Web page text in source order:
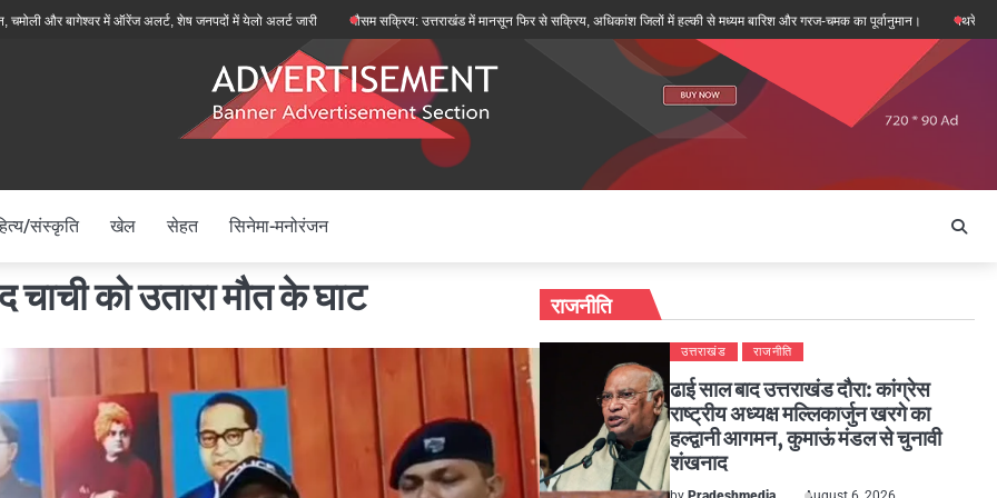
बागेश्वर में ऑरेंज अलर्ट, शेष जनपदों में येलो अलर्ट जारी मौसम सक्रिय: उत्तराखंड में मानसून फिर से सक्रिय, अधिकांश जिलों में हल्की से मध्यम बारिश और गरज-चमक का पूर्वानुमान। पथरेश्वर मंदिर
संस्कृति खेल सेहत सिनेमा-मनोरंजन
को उतारा मौत के घाट राजनीति
उत्तराखंड राजनीति
ढाई साल बाद उत्तराखंड दौरा: कांग्रेस
राष्ट्रीय अध्यक्ष मल्लिकार्जुन खरगे का
हल्द्वानी आगमन, कुमाऊं मंडल से चुनावी
शंखनाद